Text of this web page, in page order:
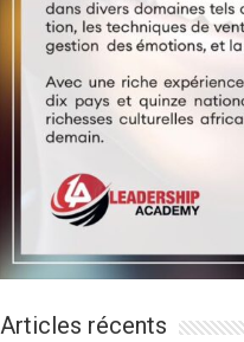
Articles récents